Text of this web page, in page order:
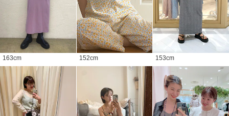
163cm 152cm 153cm